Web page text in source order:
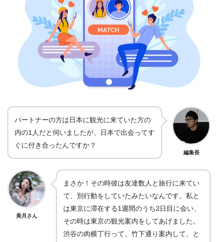
パートナーの方は日本に観光に来ていた方の
内の1人だと伺いましたが、日本で出会ってす
ぐに付き合ったんですか？
編集長
美月さん
まさか！その時彼は友達数人と旅行に来てい
て、別行動をしていたみたいなんです。私と
は東京に滞在する1週間のうち2日目に会い、
その時は東京の観光案内をしてあげました。
渋谷の肉横丁行って、竹下通り案内して、と